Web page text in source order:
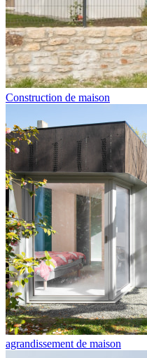
Construction de maison
agrandissement de maison